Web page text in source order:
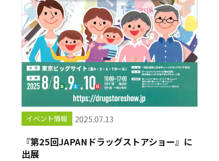
イベント情報 2025.07.13
『第25回JAPANドラッグストアショー』に
出展